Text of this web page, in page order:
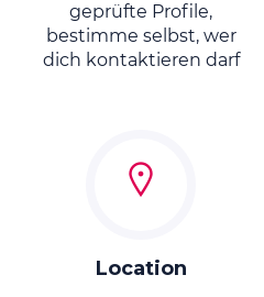
geprüfte Profile,
bestimme selbst, wer
dich kontaktieren darf
Location